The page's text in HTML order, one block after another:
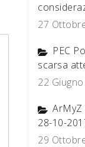
27
PEC
scarsa
22
ArMyZ
28-10-
29